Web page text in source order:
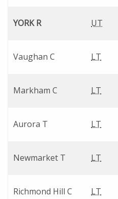
YORK R UT
Vaughan C LT
Markham C LT
Aurora T LT
Newmarket T LT
Richmond Hill C LT